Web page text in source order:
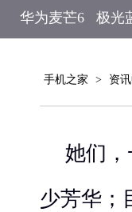
华为麦芒6 极光
手机之家 > 资
她们
少芳华；